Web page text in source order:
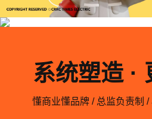
系统塑造 ·
懂商业懂品牌 / 总监负责制